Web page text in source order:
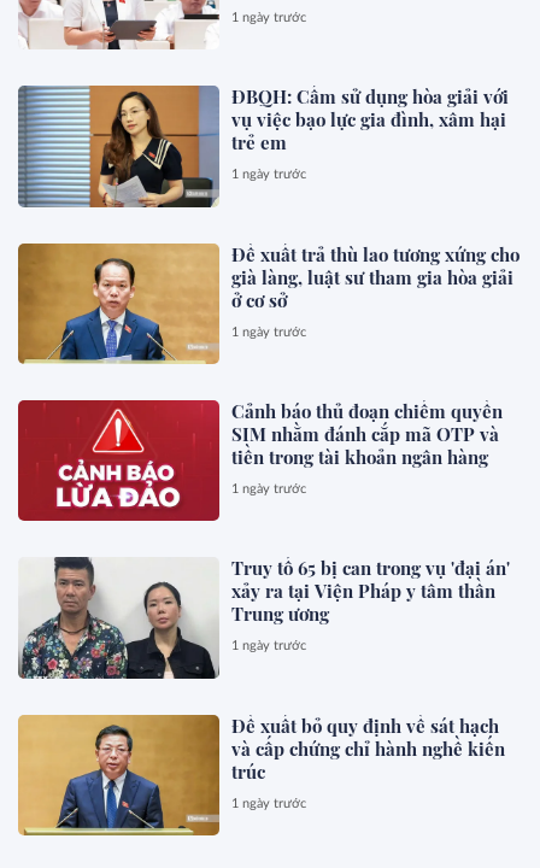
1 ngày trước
ĐBQH: Cấm sử dụng hòa giải với
vụ việc bạo lực gia đình, xâm hại
trẻ em
1 ngày trước
Đề xuất trả thù lao tương xứng cho
già làng, luật sư tham gia hòa giải
ở cơ sở
1 ngày trước
Cảnh báo thủ đoạn chiếm quyền
SIM nhằm đánh cắp mã OTP và
tiền trong tài khoản ngân hàng
1 ngày trước
Truy tố 65 bị can trong vụ 'đại án'
xảy ra tại Viện Pháp y tâm thần
Trung ương
1 ngày trước
Đề xuất bỏ quy định về sát hạch
và cấp chứng chỉ hành nghề kiến
trúc
1 ngày trước